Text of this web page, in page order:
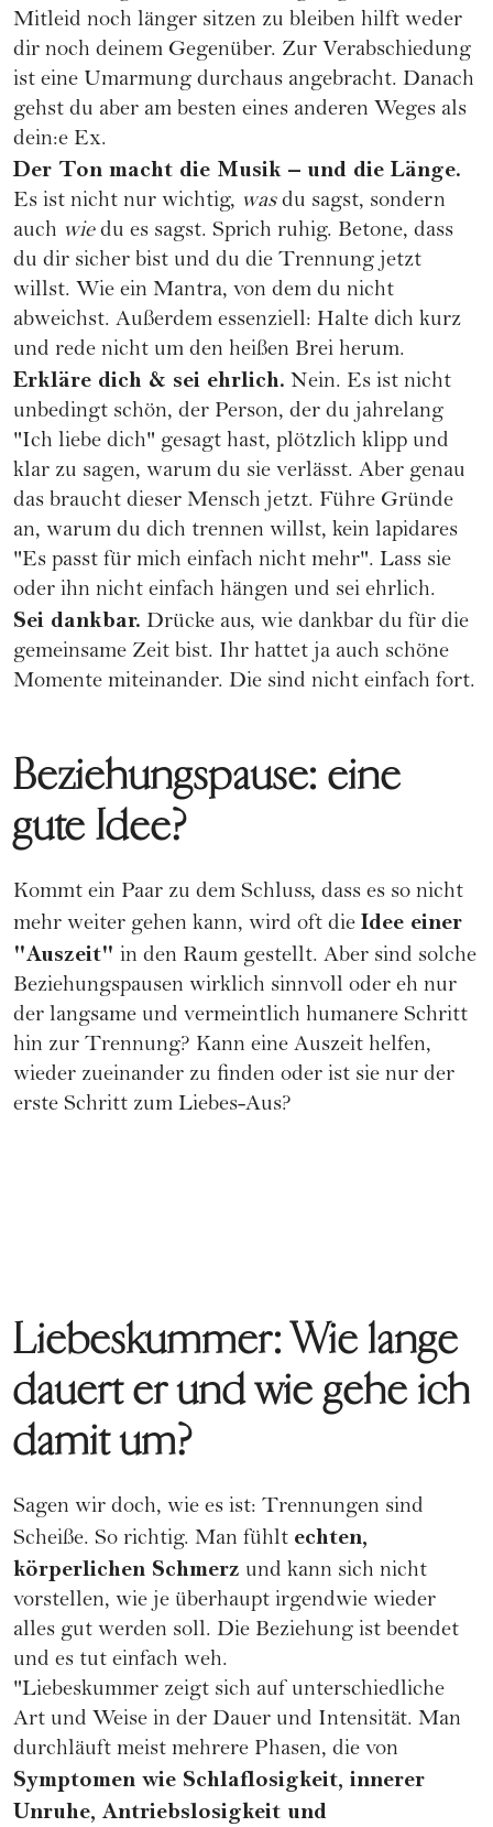
Mitleid noch länger sitzen zu bleiben hilft weder
dir noch deinem Gegenüber. Zur Verabschiedung
ist eine Umarmung durchaus angebracht. Danach
gehst du aber am besten eines anderen Weges als
dein:e Ex.
Der Ton macht die Musik – und die Länge.
Es ist nicht nur wichtig, wasdu sagst, sondern
auch wiedu es sagst. Sprich ruhig. Betone, dass
du dir sicher bist und du die Trennung jetzt
willst. Wie ein Mantra, von dem du nicht
abweichst. Außerdem essenziell: Halte dich kurz
und rede nicht um den heißen Brei herum.
Erkläre dich & sei ehrlich. Nein. Es ist nicht
unbedingt schön, der Person, der du jahrelang
"Ich liebe dich" gesagt hast, plötzlich klipp und
klar zu sagen, warum du sie verlässt. Aber genau
das braucht dieser Mensch jetzt. Führe Gründe
an, warum du dich trennen willst, kein lapidares
"Es passt für mich einfach nicht mehr". Lass sie
oder ihn nicht einfach hängen und sei ehrlich.
Sei dankbar. Drücke aus, wie dankbar du für die
gemeinsame Zeit bist. Ihr hattet ja auch schöne
Momente miteinander. Die sind nicht einfach fort.
Beziehungspause: eine
gute Idee?
Kommt ein Paar zu dem Schluss, dass es so nicht
mehr weiter gehen kann, wird oft die Idee einer
"Auszeit" in den Raum gestellt. Aber sind solche
Beziehungspausen wirklich sinnvoll oder eh nur
der langsame und vermeintlich humanere Schritt
hin zur Trennung? Kann eine Auszeit helfen,
wieder zueinander zu finden oder ist sie nur der
erste Schritt zum Liebes-Aus?
Liebeskummer: Wie lange
dauert er und wie gehe ich
damit um?
Sagen wir doch, wie es ist: Trennungen sind
Scheiße. So richtig. Man fühlt echten,
körperlichen Schmerz und kann sich nicht
vorstellen, wie je überhaupt irgendwie wieder
alles gut werden soll. Die Beziehung ist beendet
und es tut einfach weh.
"Liebeskummer zeigt sich auf unterschiedliche
Art und Weise in der Dauer und Intensität. Man
durchläuft meist mehrere Phasen, die von
Symptomen wie Schlaflosigkeit, innerer
Unruhe, Antriebslosigkeit und